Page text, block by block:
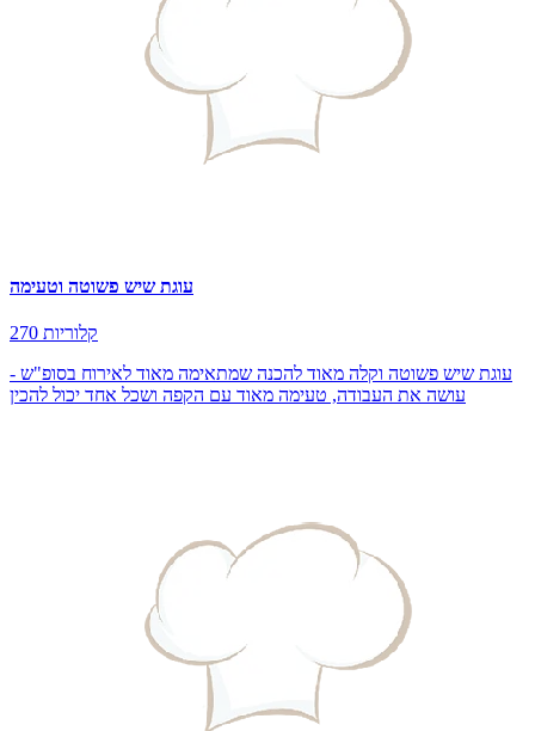
עוגת שיש פשוטה וטעימה
270 קלוריות
עוגת שיש פשוטה וקלה מאוד להכנה שמתאימה מאוד לאירוח בסופ"ש -
עושה את העבודה, טעימה מאוד עם הקפה ושכל אחד יכול להכין